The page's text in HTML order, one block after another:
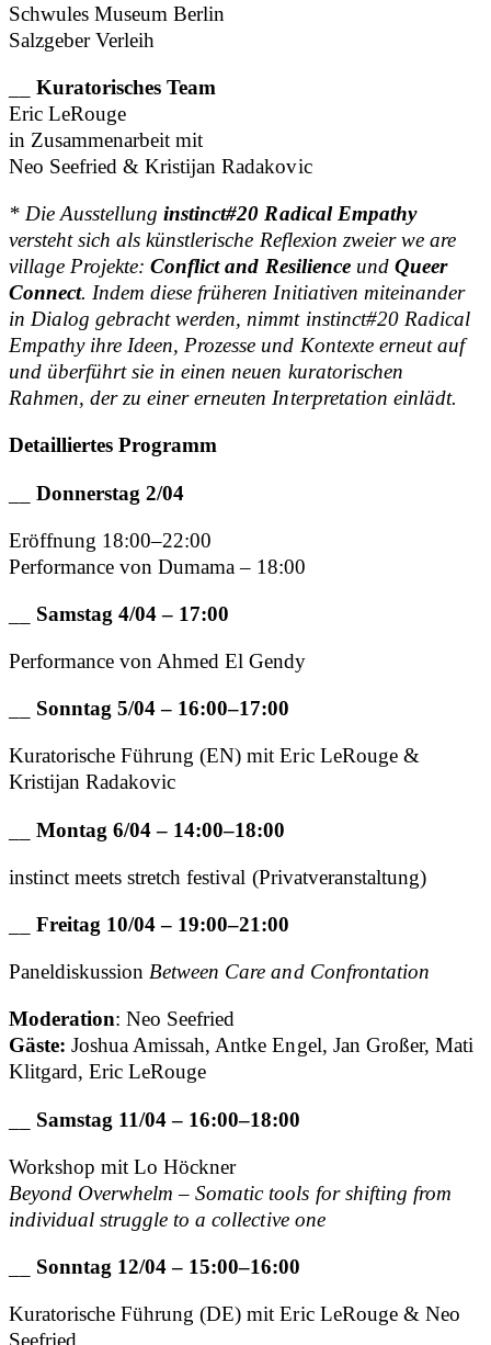
Schwules Museum Berlin
Salzgeber Verleih
__Kuratorisches Team
Eric LeRouge
in Zusammenarbeit mit
Neo Seefried & Kristijan Radakovic
* Die Ausstellunginstinct#20 Radical Empathy
versteht sich als künstlerische Reflexion zweier we are
village Projekte:Conflict and Resilienceund Queer
Connect. Indem diese früheren Initiativen miteinander
in Dialog gebracht werden, nimmt instinct#20 Radical
Empathy ihre Ideen, Prozesse und Kontexte erneut auf
und überführt sie in einen neuen kuratorischen
Rahmen, der zu einer erneuten Interpretation einlädt.
Detailliertes Programm
__Donnerstag 2/04
Eröffnung 18:00–22:00
Performance von Dumama – 18:00
Samstag 4/04 – 17:00
Performance von Ahmed El Gendy
Sonntag 5/04 – 16:00–17:00
Kuratorische Führung (EN) mit Eric LeRouge &
Kristijan Radakovic
__Montag 6/04 – 14:00–18:00
instinct meets stretch festival (Privatveranstaltung)
__Freitag 10/04 – 19:00–21:00
Paneldiskussion Between Care and Confrontation
Moderation: Neo Seefried
Gäste: Joshua Amissah, Antke Engel, Jan Großer, Mati
Klitgard, Eric LeRouge
Samstag 11/04 – 16:00–18:00
Workshop mit Lo Höckner
Beyond Overwhelm – Somatic tools for shifting from
individual struggle to a collective one
Sonntag 12/04 – 15:00–16:00
Kuratorische Führung (DE) mit Eric LeRouge & Neo
Seefried